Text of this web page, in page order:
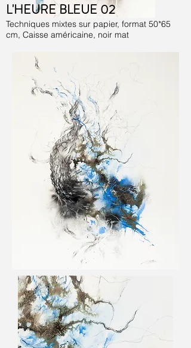
L'HEURE BLEUE 02
Techniques mixtes sur papier, format 50*65
cm, Caisse américaine, noir mat